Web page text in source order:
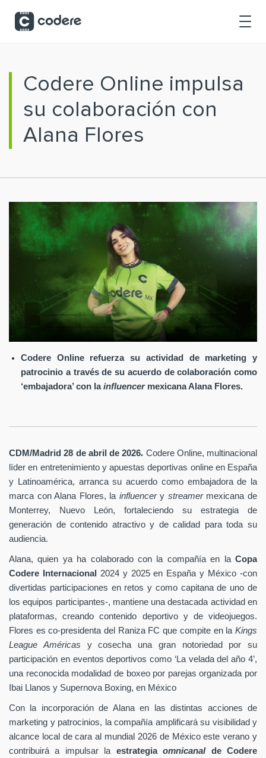
Codere Online impulsa
su colaboración con
Alana Flores
Codere Online refuerza su actividad de marketing y
patrocinio a través de su acuerdo de colaboración como
‘embajadora’ con lainfluencermexicana Alana Flores.
CDM/Madrid 28 de abril de 2026. Codere Online, multinacional
líder en entretenimiento y apuestas deportivas online en España
y Latinoamérica, arranca su acuerdo como embajadora de la
marca con Alana Flores, la influencery streamer mexicana de
Monterrey, Nuevo León, fortaleciendo su estrategia de
generación de contenido atractivo y de calidad para toda su
audiencia.
Alana, quien ya ha colaborado con la compañía en la Copa
Codere Internacional 2024 y 2025 en España y México -con
divertidas participaciones en retos y como capitana de uno de
los equipos participantes-, mantiene una destacada actividad en
plataformas, creando contenido deportivo y de videojuegos.
Flores es co-presidenta del Raniza FC que compite en la Kings
League Américas y cosecha una gran notoriedad por su
participación en eventos deportivos como ‘La velada del año 4’,
una reconocida modalidad de boxeo por parejas organizada por
Ibai Llanos y Supernova Boxing, en México
Con la incorporación de Alana en las distintas acciones de
marketing y patrocinios, la compañía amplificará su visibilidad y
alcance local de cara al mundial 2026 de México este verano y
contribuirá a impulsar la estrategiaomnicanal de Codere